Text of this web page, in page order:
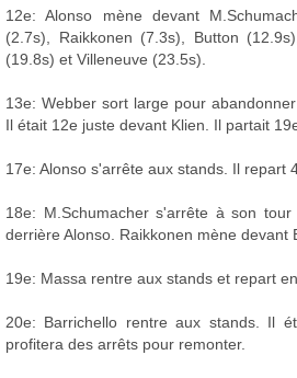
12e: Alonso mène devant
(2.7s), Raikkonen (7.3s), Button
(19.8s) et Villeneuve (23.5s).
13e: Webber sort large pour
Il était 12e juste devant Klien. Il partait
17e: Alonso s'arrête aux stands. Il repart
18e: M.Schumacher s'arrête à son
derrière Alonso. Raikkonen mène devant
19e: Massa rentre aux stands et repart
20e: Barrichello rentre aux stands. Il
profitera des arrêts pour remonter.